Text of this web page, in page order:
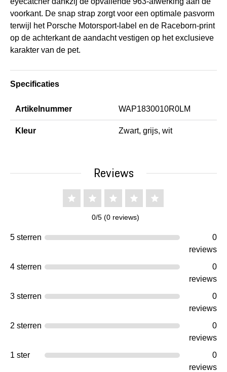
voorkant. De snap strap zorgt voor een optimale pasvorm
terwijl het Porsche Motorsport-label en de Raceborn-print
op de achterkant de aandacht vestigen op het exclusieve
karakter van de pet.
Specificaties
Artikelnummer WAP1830010R0LM
Kleur Zwart, grijs, wit
Reviews
0/5 (0 reviews)
5 sterren
0
reviews
4 sterren
0
reviews
3 sterren
0
reviews
2 sterren
0
reviews
1 ster
0
reviews